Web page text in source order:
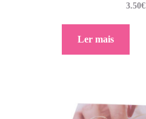
3.50€
Ler mais